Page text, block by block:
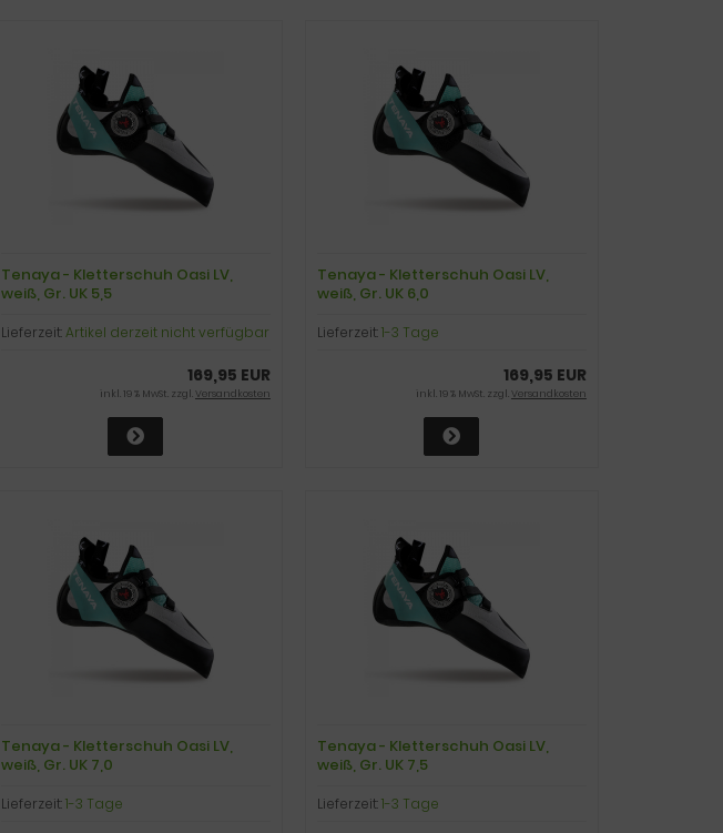
Tenaya - Kletterschuh Oasi LV,
weiß, Gr. UK 5,5
Lieferzeit:Artikel derzeit nicht verfügbar
169,95 EUR
inkl. 19 % MwSt. zzgl.Versandkosten
Tenaya - Kletterschuh Oasi LV,
weiß, Gr. UK 6,0
Lieferzeit:1-3 Tage
169,95 EUR
inkl. 19 % MwSt. zzgl.Versandkosten
Tenaya - Kletterschuh Oasi LV,
weiß, Gr. UK 7,0
Lieferzeit:1-3 Tage
Tenaya - Kletterschuh Oasi LV,
weiß, Gr. UK 7,5
Lieferzeit:1-3 Tage